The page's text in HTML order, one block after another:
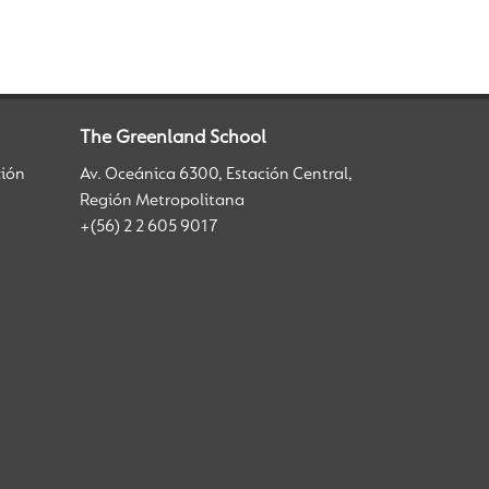
The Greenland School
Av. Oceánica 6300, Estación Central,
Región Metropolitana
+(56) 2 2 605 9017